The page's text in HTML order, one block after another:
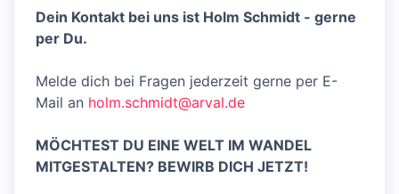
Dein Kontakt bei uns ist Holm Schmidt - gerne
per Du.
Melde dich bei Fragen jederzeit gerne per E-
Mail an holm.schmidt@arval.de
MÖCHTEST DU EINE WELT IM WANDEL
MITGESTALTEN? BEWIRB DICH JETZT!